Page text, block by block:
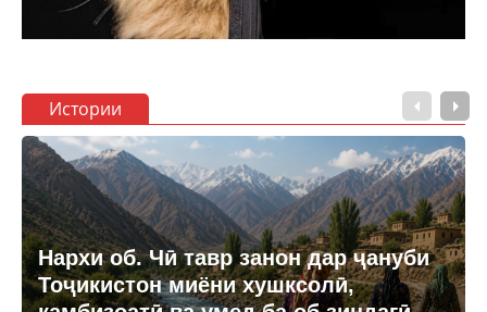
Истории
Нархи об. Чӣ тавр занон дар ҷануби
Тоҷикистон миёни хушксолӣ,